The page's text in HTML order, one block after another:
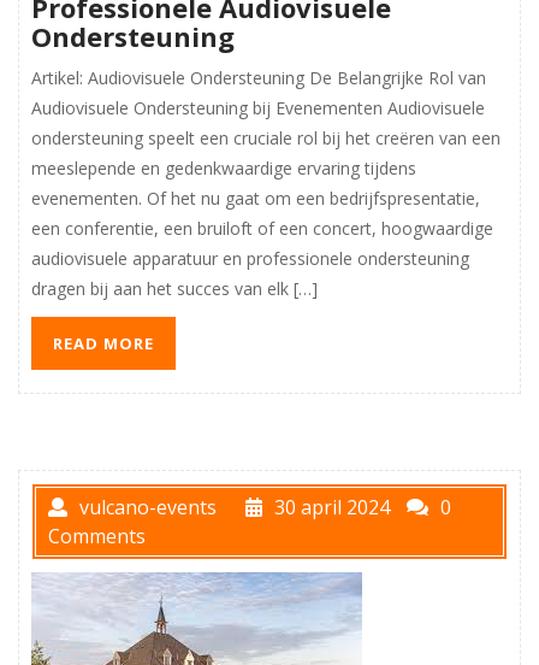
Professionele Audiovisuele
Ondersteuning
Artikel: Audiovisuele Ondersteuning De Belangrijke Rol van
Audiovisuele Ondersteuning bij Evenementen Audiovisuele
ondersteuning speelt een cruciale rol bij het creëren van een
meeslepende en gedenkwaardige ervaring tijdens
evenementen. Of het nu gaat om een bedrijfspresentatie,
een conferentie, een bruiloft of een concert, hoogwaardige
audiovisuele apparatuur en professionele ondersteuning
dragen bij aan het succes van elk […]
READ MORE
vulcano-events 30 april 2024
0
Comments